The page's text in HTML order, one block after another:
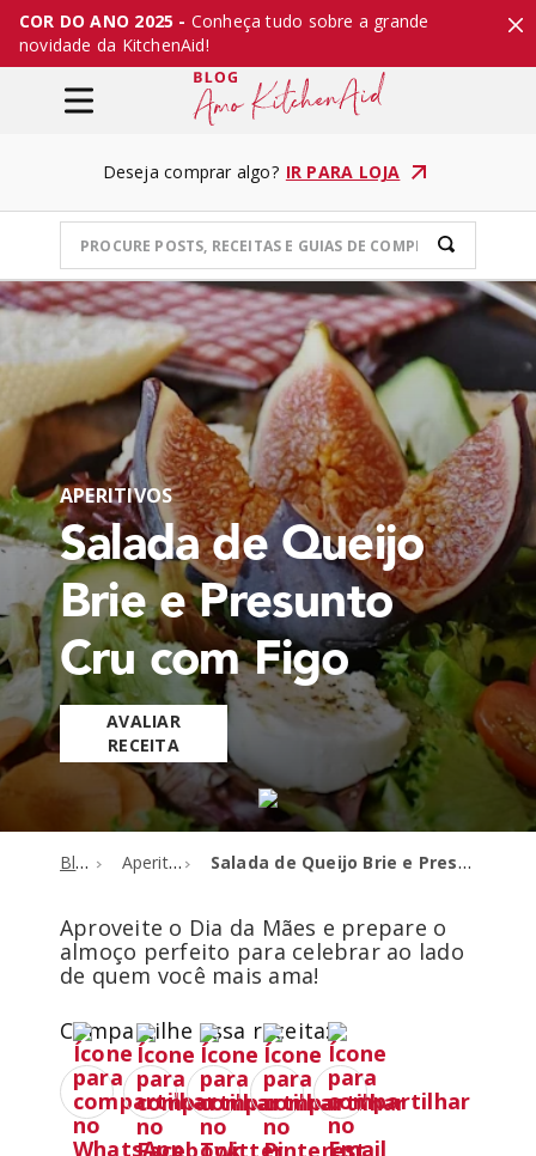
COR DO ANO 2025 - Conheça tudo sobre a grande
novidade da KitchenAid!
Deseja comprar algo? IR PARA LOJA
APERITIVOS
Salada de Queijo
Brie e Presunto
Cru com Figo
AVALIAR
RECEITA
Blog Aperitivos Salada de Queijo Brie e Presunto Cru com Figo
Aproveite o Dia da Mães e prepare o
almoço perfeito para celebrar ao lado
de quem você mais ama!
Compartilhe essa receita: